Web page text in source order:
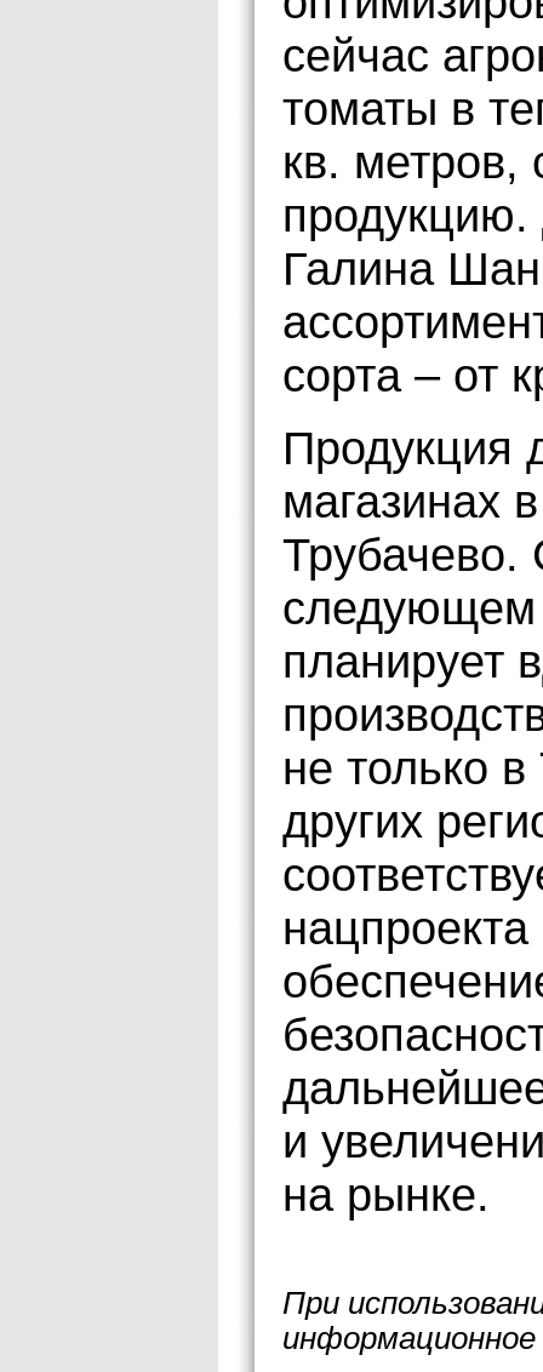
сейчас
томаты в
кв. метров,
продукцию.
Галина
сорта – от
Продукция
магазинах
Трубачево.
следующем
планирует
не только
других
нацпроекта
и
на рынке.
При